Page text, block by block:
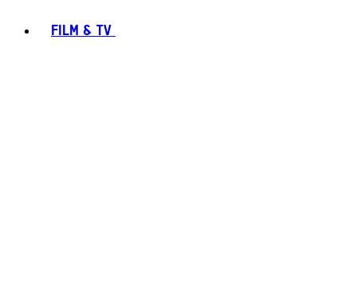
FILM & TV